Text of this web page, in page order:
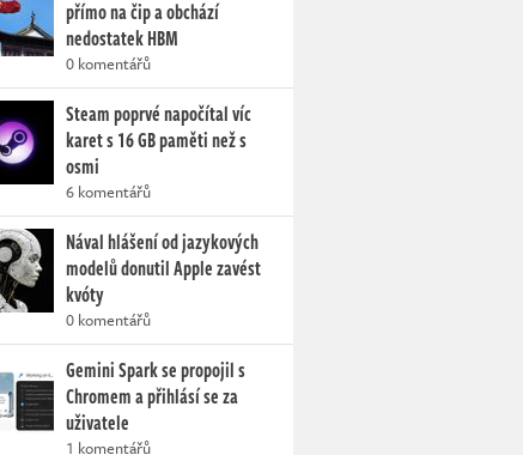
přímo na čip a obchází
nedostatek HBM
0 komentářů
Steam poprvé napočítal víc
karet s 16 GB paměti než s
osmi
6 komentářů
Nával hlášení od jazykových
modelů donutil Apple zavést
kvóty
0 komentářů
Gemini Spark se propojil s
Chromem a přihlásí se za
uživatele
1 komentářů